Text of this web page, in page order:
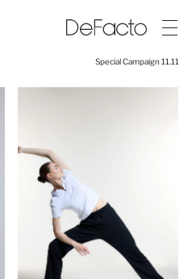
11.11 Special Campaign